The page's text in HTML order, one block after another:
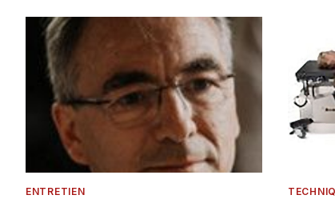
ENTRETIEN